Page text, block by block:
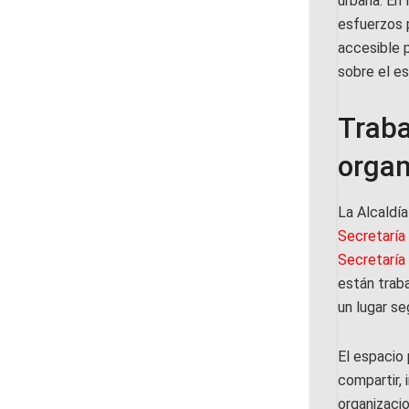
esfuerzos
accesible
sobre el
La
Secretaría
Secretaría
están
un lugar
El espacio
compartir,